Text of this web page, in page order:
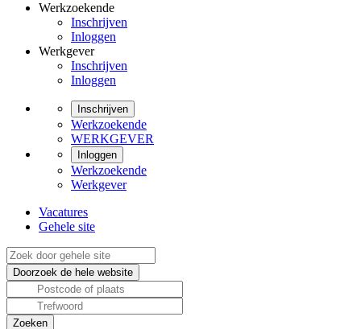
Werkzoekende
Inschrijven
Inloggen
Werkgever
Inschrijven
Inloggen
Inschrijven
Werkzoekende
WERKGEVER
Inloggen
Werkzoekende
Werkgever
Vacatures
Gehele site